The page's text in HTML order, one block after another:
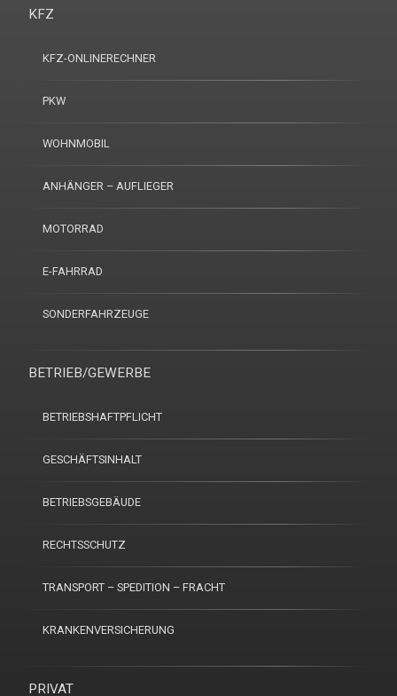
KFZ
KFZ-ONLINERECHNER
PKW
WOHNMOBIL
ANHÄNGER – AUFLIEGER
MOTORRAD
E-FAHRRAD
SONDERFAHRZEUGE
BETRIEB/GEWERBE
BETRIEBSHAFTPFLICHT
GESCHÄFTSINHALT
BETRIEBSGEBÄUDE
RECHTSSCHUTZ
TRANSPORT – SPEDITION – FRACHT
KRANKENVERSICHERUNG
PRIVAT